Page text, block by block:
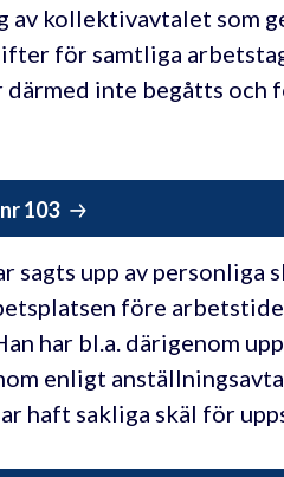
av kollektivavtalet som
för samtliga
inte begåtts och
103
sagts upp av personliga
före
har bl.a. därigenom
enligt
haft sakliga skäl för